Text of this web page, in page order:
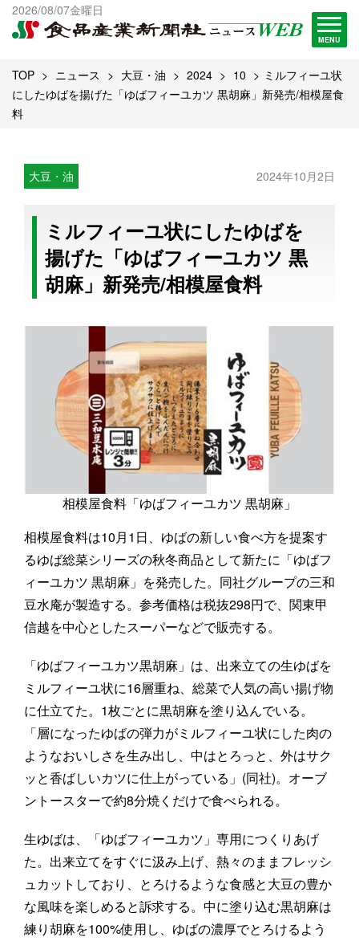
2026/08/07金曜日
MENU
出版物一覧へ
試読・購読申し込み
TOP ニュース 大豆・油 2024 10
ミルフィーユ状
にしたゆばを揚げた「ゆばフィーユカツ 黒胡麻」新発売/相模屋食
料
大豆・油 2024年10月2日
ミルフィーユ状にしたゆばを
揚げた「ゆばフィーユカツ 黒
胡麻」新発売/相模屋食料
相模屋食料「ゆばフィーユカツ 黒胡麻」
相模屋食料は10月1日、ゆばの新しい食べ方を提案す
るゆば総菜シリーズの秋冬商品として新たに「ゆばフ
ィーユカツ 黒胡麻」を発売した。同社グループの三和
豆水庵が製造する。参考価格は税抜298円で、関東甲
信越を中心としたスーパーなどで販売する。
「ゆばフィーユカツ黒胡麻」は、出来立ての生ゆばを
ミルフィーユ状に16層重ね、総菜で人気の高い揚げ物
に仕立てた。1枚ごとに黒胡麻を塗り込んでいる。
「層になったゆばの弾力がミルフィーユ状にした肉の
ようなおいしさを生み出し、中はとろっと、外はサク
ッと香ばしいカツに仕上がっている」(同社)。オーブ
ントースターで約8分焼くだけで食べられる。
生ゆばは、「ゆばフィーユカツ」専用につくりあげ
た。出来立てをすぐに汲み上げ、熱々のままフレッシ
ュカットしており、とろけるような食感と大豆の豊か
な風味を楽しめると訴求する。中に塗り込む黒胡麻は
練り胡麻を100%使用し、ゆばの濃厚でとろけるよう